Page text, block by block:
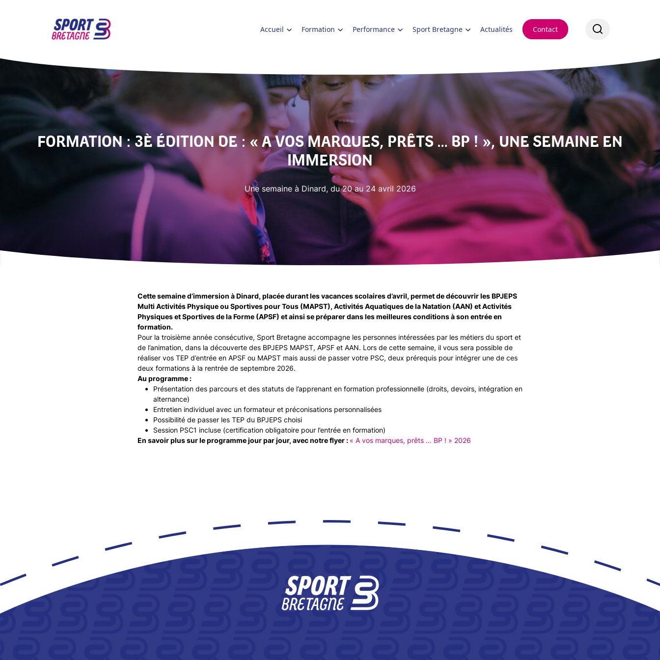
Accueil Formation Performance Sport Bretagne Actualités Contact
FORMATION : 3È ÉDITION DE : « A VOS MARQUES, PRÊTS … BP ! », UNE SEMAINE EN
IMMERSION
Une semaine à Dinard, du 20 au 24 avril 2026
Cette semaine d’immersion à Dinard, placée durant les vacances scolaires d’avril, permet de découvrir les BPJEPS
Multi Activités Physique ou Sportives pour Tous (MAPST), Activités Aquatiques de la Natation (AAN) et Activités
Physiques et Sportives de la Forme (APSF) et ainsi se préparer dans les meilleures conditions à son entrée en
formation.
Pour la troisième année consécutive, Sport Bretagne accompagne les personnes intéressées par les métiers du sport et
de l’animation, dans la découverte des BPJEPS MAPST, APSF et AAN. Lors de cette semaine, il vous sera possible de
réaliser vos TEP d’entrée en APSF ou MAPST mais aussi de passer votre PSC, deux prérequis pour intégrer une de ces
deux formations à la rentrée de septembre 2026.
Au programme :
Présentation des parcours et des statuts de l’apprenant en formation professionnelle (droits, devoirs, intégration en
alternance)
Entretien individuel avec un formateur et préconisations personnalisées
Possibilité de passer les TEP du BPJEPS choisi
Session PSC1 incluse (certification obligatoire pour l’entrée en formation)
En savoir plus sur le programme jour par jour, avec notre flyer : « A vos marques, prêts … BP ! » 2026